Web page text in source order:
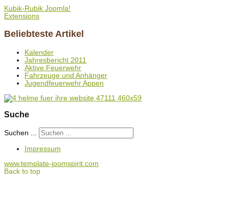
Kubik-Rubik Joomla!
Extensions
Beliebteste Artikel
Kalender
Jahresbericht 2011
Aktive Feuerwehr
Fahrzeuge und Anhänger
Jugendfeuerwehr Appen
Suche
Suchen ...
Impressum
www.template-joomspirit.com
Back to top